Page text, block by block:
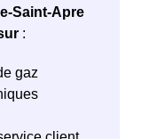
Saint-Apre
:
gaz